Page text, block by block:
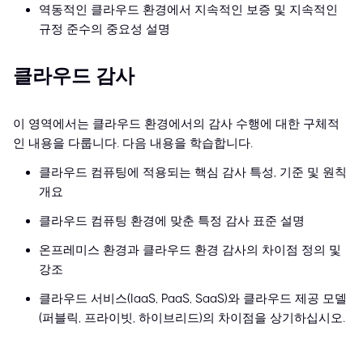
역동적인 클라우드 환경에서 지속적인 보증 및 지속적인
규정 준수의 중요성 설명
클라우드 감사
이 영역에서는 클라우드 환경에서의 감사 수행에 대한 구체적
인 내용을 다룹니다. 다음 내용을 학습합니다.
클라우드 컴퓨팅에 적용되는 핵심 감사 특성, 기준 및 원칙
개요
클라우드 컴퓨팅 환경에 맞춘 특정 감사 표준 설명
온프레미스 환경과 클라우드 환경 감사의 차이점 정의 및
강조
클라우드 서비스(IaaS, PaaS, SaaS)와 클라우드 제공 모델
(퍼블릭, 프라이빗, 하이브리드)의 차이점을 상기하십시오.